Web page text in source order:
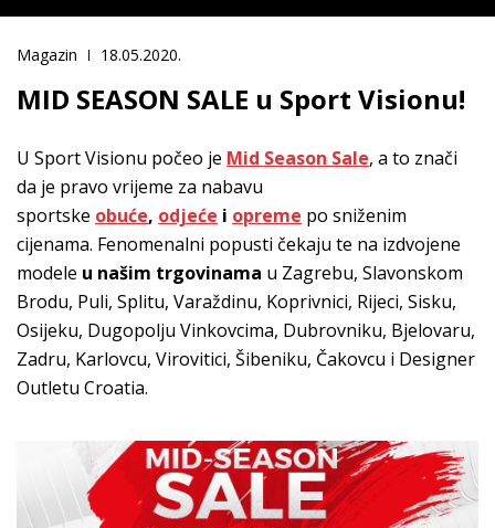
Magazin 18.05.2020.
MID SEASON SALE u Sport Visionu!
U Sport Visionu počeo je Mid Season Sale, a to znači
da je pravo vrijeme za nabavu
sportske obuće, odjeće i opreme po sniženim
cijenama. Fenomenalni popusti čekaju te na izdvojene
modele u našim trgovinama u Zagrebu, Slavonskom
Brodu, Puli, Splitu, Varaždinu, Koprivnici, Rijeci, Sisku,
Osijeku, Dugopolju Vinkovcima, Dubrovniku, Bjelovaru,
Zadru, Karlovcu, Virovitici, Šibeniku, Čakovcu i Designer
Outletu Croatia.